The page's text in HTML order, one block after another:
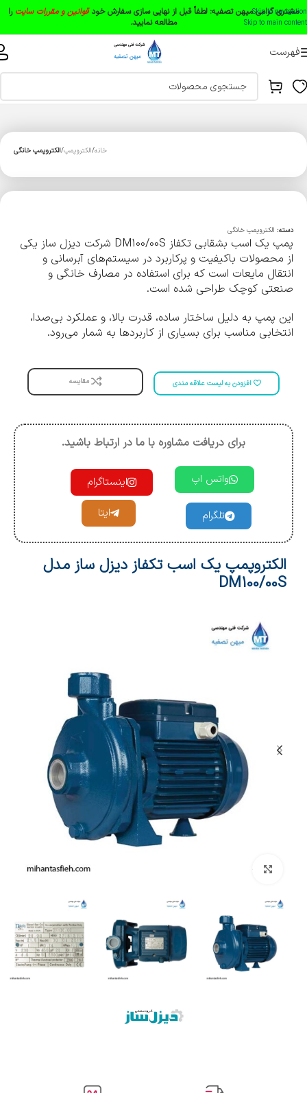
Skip to navigation
Skip to main content
مشتری گرامی میهن تصفیه: لطفاً قبل از نهایی سازی سفارش خودقوانین و مقررات سایت را
مطالعه نمایید.
فهرست
خانه الکتروپمپ الکتروپمپ خانگی
دسته: الکتروپمپ خانگی
پمپ یک اسب بشقابی تکفاز DM100/00S شرکت دیزل ساز یکی
از محصولات باکیفیت و پرکاربرد در سیستم‌های آبرسانی و
انتقال مایعات است که برای استفاده در مصارف خانگی و
صنعتی کوچک طراحی شده است.
این پمپ به دلیل ساختار ساده، قدرت بالا، و عملکرد بی‌صدا،
انتخابی مناسب برای بسیاری از کاربردها به شمار می‌رود.
افزودن به لیست علاقه مندی مقایسه
برای دریافت مشاوره با ما در ارتباط باشید.
واتس اپ اینستاگرام
تلگرام ایتا
الکتروپمپ یک اسب تکفاز دیزل ساز مدل
DM100/00S